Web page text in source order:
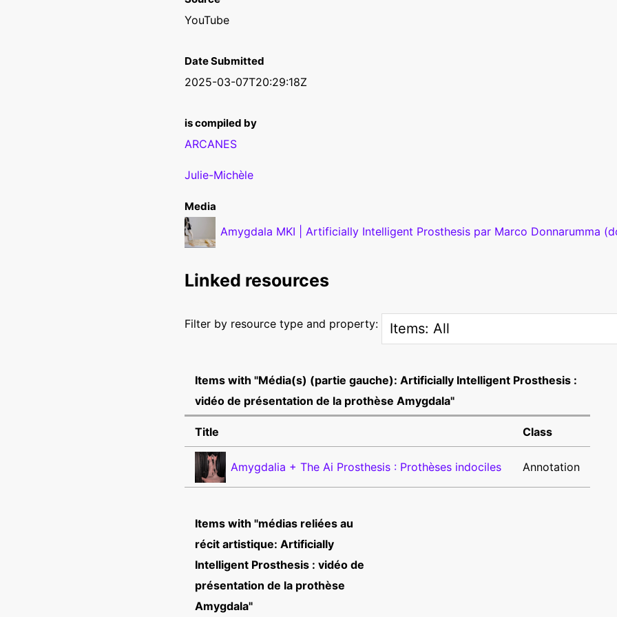
YouTube
Date Submitted
2025-03-07T20:29:18Z
is compiled by
ARCANES
Julie-Michèle
Media
Amygdala MKI | Artificially Intelligent Prosthesis par Marco Donnarumma
Linked resources
Filter by resource type and property:
Items with "Média(s) (partie gauche): Artificially Intelligent Prosthesis :
vidéo de présentation de la prothèse Amygdala"
Title Class
Amygdalia + The Ai Prosthesis : Prothèses indociles Annotation
Items with "médias reliées au
récit artistique: Artificially
Intelligent Prosthesis : vidéo de
présentation de la prothèse
Amygdala"